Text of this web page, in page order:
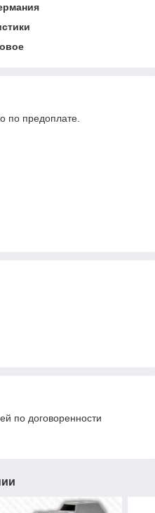
по предоплате.
по договоренности